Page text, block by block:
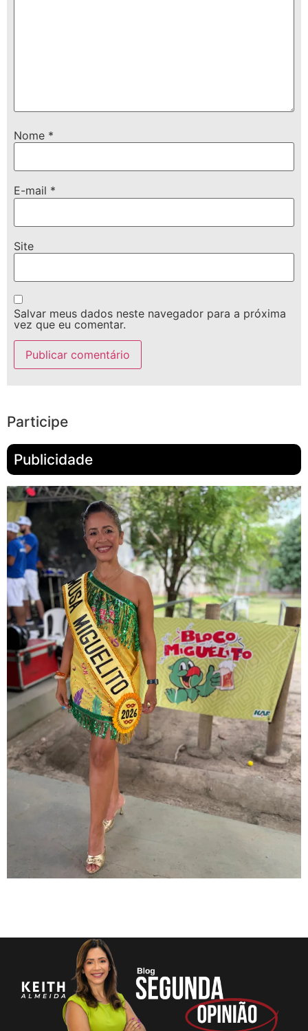
Nome *
E-mail *
Site
Salvar meus dados neste navegador para a próxima
vez que eu comentar.
Participe
Publicidade